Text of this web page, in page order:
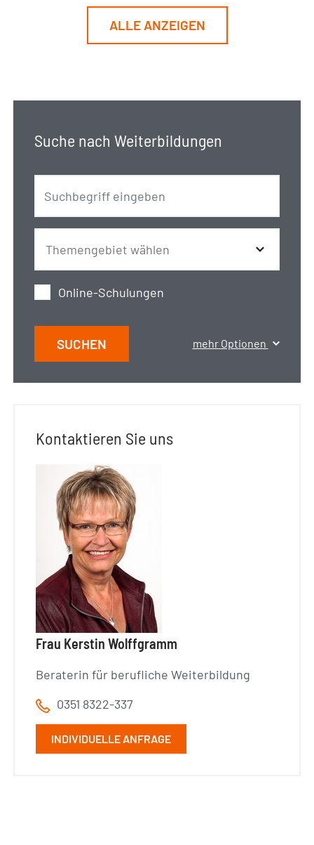
ALLE ANZEIGEN
Suche nach Weiterbildungen
Online-Schulungen
SUCHEN mehr Optionen
Kontaktieren Sie uns
Frau Kerstin Wolffgramm
Beraterin für berufliche Weiterbildung
0351 8322-337
INDIVIDUELLE ANFRAGE